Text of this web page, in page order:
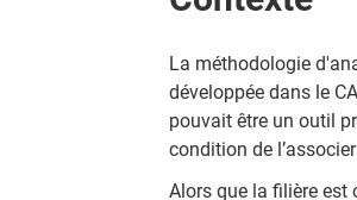
La méthodologie
développée dans le
pouvait être un outil
condition de
Alors que la filière est